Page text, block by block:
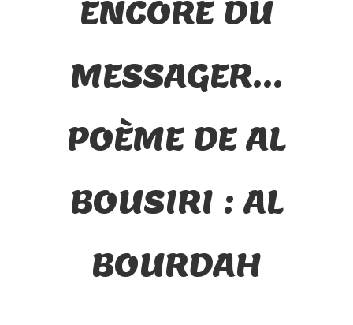
ENCORE DU
MESSAGER…
POÈME DE AL
BOUSIRI : AL
BOURDAH